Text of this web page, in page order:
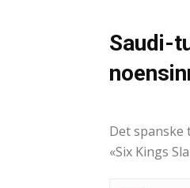
Saudi-
NTB- Stian
Det spanske
«Six Kings